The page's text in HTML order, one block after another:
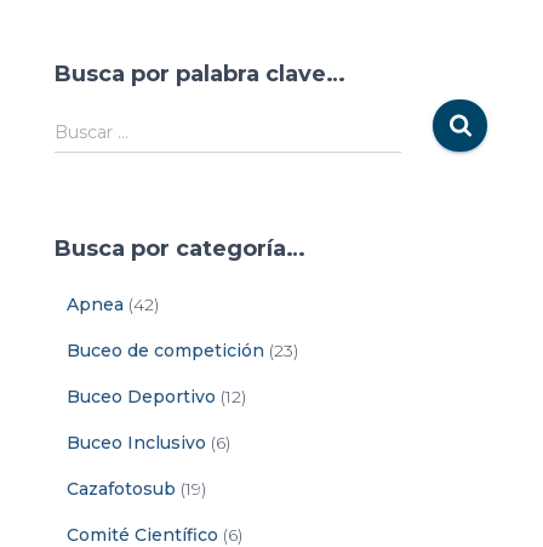
Busca por palabra clave…
Buscar …
Busca por categoría…
Apnea (42)
Buceo de competición (23)
Buceo Deportivo (12)
Buceo Inclusivo (6)
Cazafotosub (19)
Comité Científico (6)